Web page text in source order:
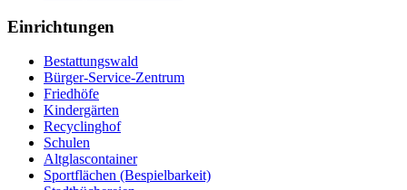
Einrichtungen
Bestattungswald
Bürger-Service-Zentrum
Friedhöfe
Kindergärten
Recyclinghof
Schulen
Altglascontainer
Sportflächen (Bespielbarkeit)